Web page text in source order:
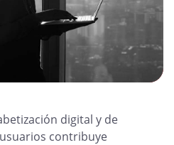
digital y de
contribuye